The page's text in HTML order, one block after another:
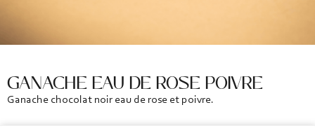
GANACHE EAU DE ROSE POIVRE
Ganache chocolat noir eau de rose et poivre.